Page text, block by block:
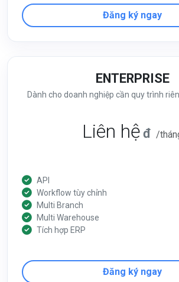
Đăng ký ngay
ENTERPRISE
Dành cho doanh nghiệp cần quy trình
Liên hệ đ /
API
Workflow tùy chỉnh
Multi Branch
Multi Warehouse
Tích hợp ERP
Đăng ký ngay